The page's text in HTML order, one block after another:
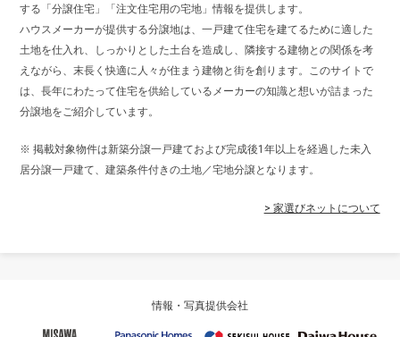
する「分譲住宅」「注文住宅用の宅地」情報を提供します。
ハウスメーカーが提供する分譲地は、一戸建て住宅を建てるために適した
土地を仕入れ、しっかりとした土台を造成し、隣接する建物との関係を考
えながら、末長く快適に人々が住まう建物と街を創ります。このサイトで
は、長年にわたって住宅を供給しているメーカーの知識と想いが詰まった
分譲地をご紹介しています。
※ 掲載対象物件は新築分譲一戸建ておよび完成後1年以上を経過した未入
居分譲一戸建て、建築条件付きの土地／宅地分譲となります。
> 家選びネットについて
情報・写真提供会社